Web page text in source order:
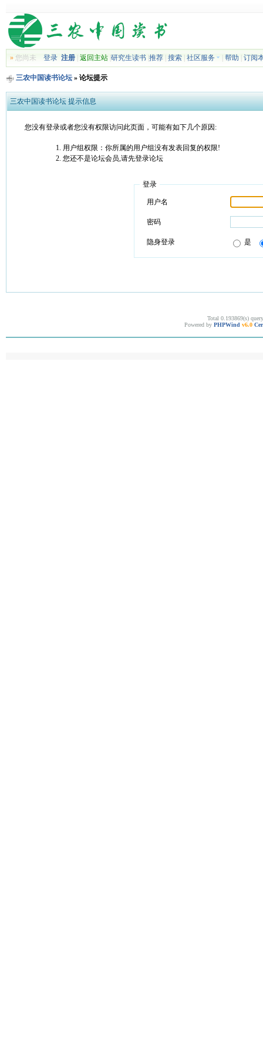
»您尚未 登录 注册| 返回主站| 研究生读书| 推荐| 搜索| 社区服务 帮助 订阅
三农中国读书论坛» 论坛提示
三农中国读书论坛 提示信息
您没有登录或者您没有权限访问此页面，可能有如下几个原因:
用户组权限：你所属的用户组没有发表回复的权限!
您还不是论坛会员,请先登录论坛
登录
用户名
密码
隐身登录 是
Total 0.193869(s)
Powered by PHPWind v6.0